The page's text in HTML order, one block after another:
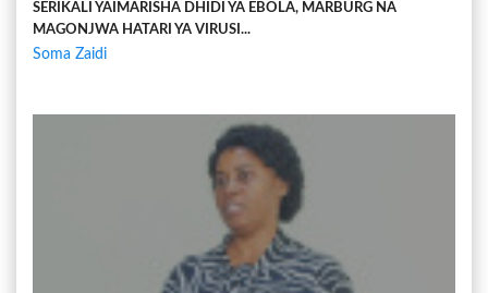
SERIKALI YAIMARISHA DHIDI YA EBOLA, MARBURG NA
MAGONJWA HATARI YA VIRUSI...
Soma Zaidi